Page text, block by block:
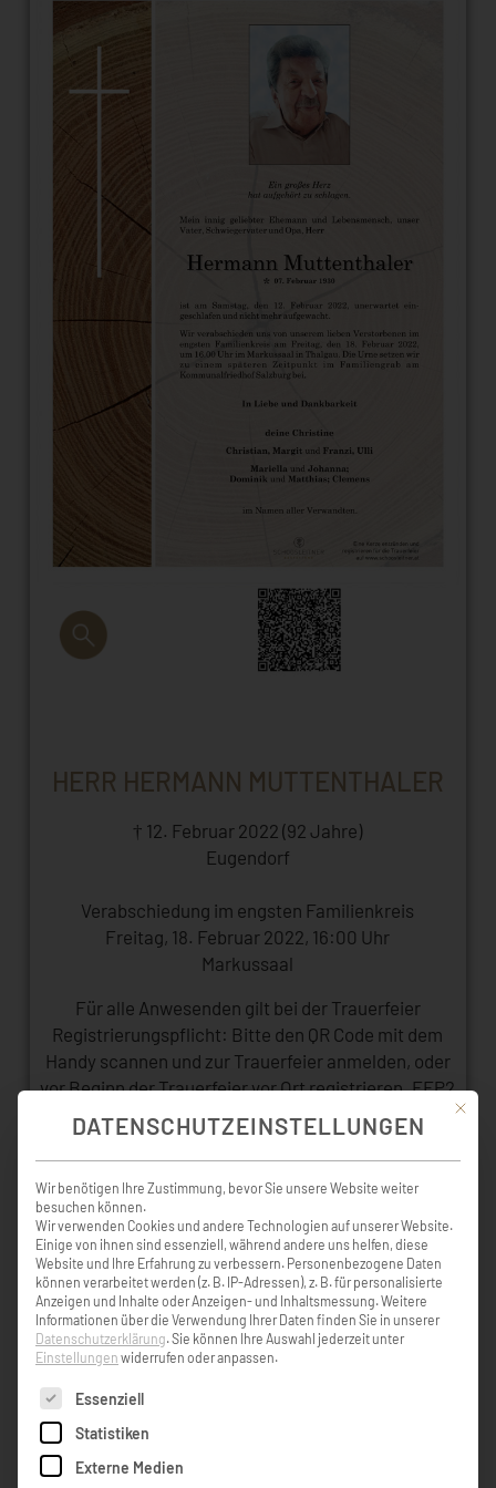
HERR HERMANN MUTTENTHALER
† 12. Februar 2022 (92 Jahre)
Eugendorf
Verabschiedung im engsten Familienkreis
Freitag, 18. Februar 2022, 16:00 Uhr
Markussaal
Für alle Anwesenden gilt bei der Trauerfeier
Registrierungspflicht: Bitte den QR Code mit dem
Handy scannen und zur Trauerfeier anmelden, oder
vor Beginn der Trauerfeier vor Ort registrieren. FFP2
Maskepflicht im Innen- und Aussenbereich.
KONDOLENZBUCH ( 4 )
Wir werde Dich in liebevoller Erinnerung
Dieter,Elisabeth,Jürgen,Marie
Margit Maresch
Mit
DATENSCHUTZEINSTELLUNGEN
Wir benötigen Ihre Zustimmung, bevor Sie unsere Website weiter
besuchen können.
Wir verwenden Cookies und andere Technologien auf unserer Website.
Einige von ihnen sind essenziell, während andere uns helfen, diese
Website und Ihre Erfahrung zu verbessern. Personenbezogene Daten
können verarbeitet werden (z. B. IP-Adressen), z. B. für personalisierte
Anzeigen und Inhalte oder Anzeigen- und Inhaltsmessung.Weitere
Informationen über die Verwendung Ihrer Daten finden Sie in unserer
Datenschutzerklärung.Sie können Ihre Auswahl jederzeit unter
Einstellungen widerrufen oder anpassen.
Es folgt eine Liste der Service-Gruppen, für die eine
Essenziell
Statistiken
Externe Medien